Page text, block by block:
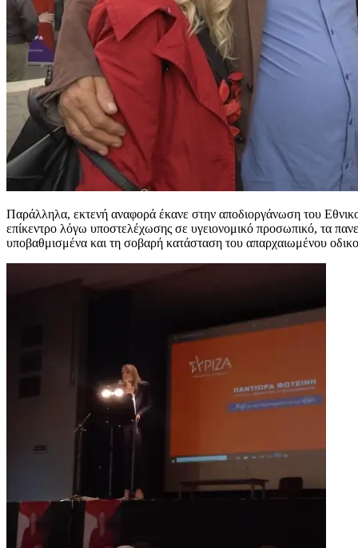
Παράλληλα, εκτενή αναφορά έκανε στην αποδιοργάνωση του
επίκεντρο λόγω υποστελέχωσης σε υγειονομικό προσωπικό, τα
υποβαθμισμένα και τη σοβαρή κατάσταση του απαρχαιωμένου